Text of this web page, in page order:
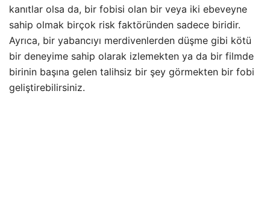
kanıtlar olsa da, bir fobisi olan bir veya iki ebeveyne
sahip olmak birçok risk faktöründen sadece biridir.
Ayrıca, bir yabancıyı merdivenlerden düşme gibi kötü
bir deneyime sahip olarak izlemekten ya da bir filmde
birinin başına gelen talihsiz bir şey görmekten bir fobi
geliştirebilirsiniz.